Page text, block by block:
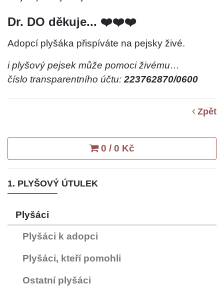
Dr. DO děkuje... ❤️❤️❤️
Adopcí plyšáka přispíváte na pejsky živé.
i plyšový pejsek může pomoci živému…
číslo transparentního účtu: 223762870/0600
Zpět
0 / 0 Kč
1. PLYŠOVÝ ÚTULEK
Plyšáci
Plyšáci k adopci
Plyšáci, kteří pomohli
Ostatní plyšáci